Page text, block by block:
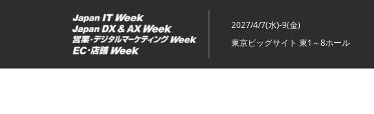
ッ
2027/4/7(水)-9(金)
東京ビッグサイト 東1～8ホール